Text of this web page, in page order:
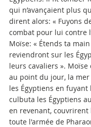
qui n’avançaient plus
dirent alors: « Fuyons
combat pour lui contre
Moïse: « Étends ta
reviendront sur les
leurs cavaliers ».
au point du jour, la
les Égyptiens en
culbuta les Égyptiens
en revenant, couvrirent
toute l'armée de